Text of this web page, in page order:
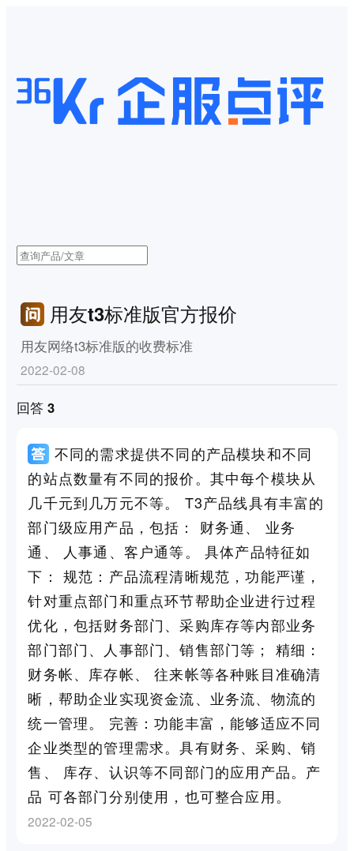
用友t3标准版官方报价
用友网络t3标准版的收费标准
2022-02-08
回答 3
不同的需求提供不同的产品模块和不同
的站点数量有不同的报价。其中每个模块从
几千元到几万元不等。 T3产品线具有丰富的
部门级应用产品，包括： 财务通、 业务
通、 人事通、客户通等。 具体产品特征如
下： 规范：产品流程清晰规范，功能严谨，
针对重点部门和重点环节帮助企业进行过程
优化，包括财务部门、采购库存等内部业务
部门部门、人事部门、销售部门等； 精细：
财务帐、库存帐、 往来帐等各种账目准确清
晰，帮助企业实现资金流、业务流、物流的
统一管理。 完善：功能丰富，能够适应不同
企业类型的管理需求。具有财务、采购、销
售、 库存、认识等不同部门的应用产品。产
品 可各部门分别使用，也可整合应用。
2022-02-05